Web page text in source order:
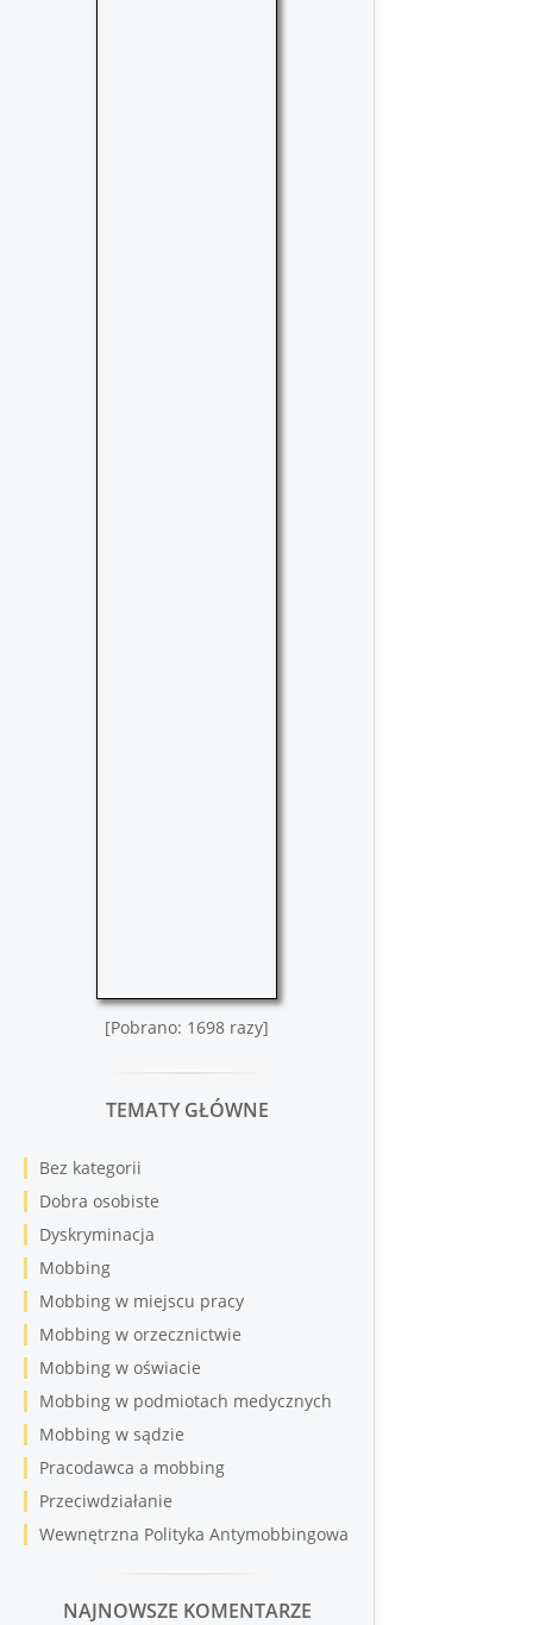
[Pobrano: 1698 razy]
TEMATY GŁÓWNE
Bez kategorii
Dobra osobiste
Dyskryminacja
Mobbing
Mobbing w miejscu pracy
Mobbing w orzecznictwie
Mobbing w oświacie
Mobbing w podmiotach medycznych
Mobbing w sądzie
Pracodawca a mobbing
Przeciwdziałanie
Wewnętrzna Polityka Antymobbingowa
NAJNOWSZE KOMENTARZE